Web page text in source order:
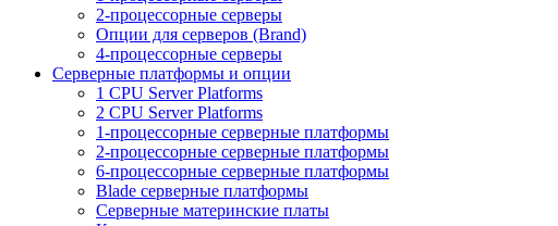
2-процессорные серверы
Опции для серверов (Brand)
4-процессорные серверы
Серверные платформы и опции
1 CPU Server Platforms
2 CPU Server Platforms
1-процессорные серверные платформы
2-процессорные серверные платформы
6-процессорные серверные платформы
Blade серверные платформы
Серверные материнские платы